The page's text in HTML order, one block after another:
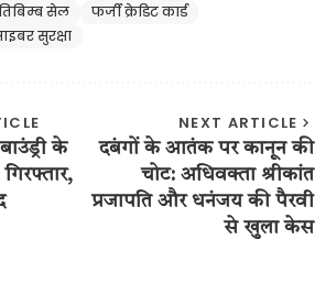
सेल
फर्जी क्रेडिट कार्ड
सुरक्षा
के
NEXT ARTICLE
दबंगों के आतंक पर कानून की
चोट: अधिवक्ता श्रीकांत
प्रजापति और धनंजय की पैरवी
से खुला केस